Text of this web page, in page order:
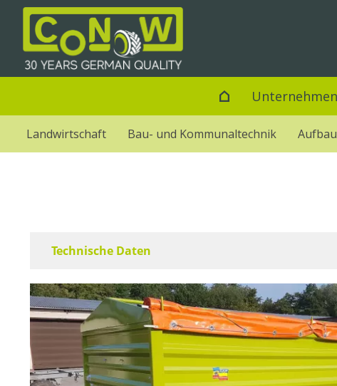
Unternehmen
Landwirtschaft Bau- und Kommunaltechnik
Technische Daten